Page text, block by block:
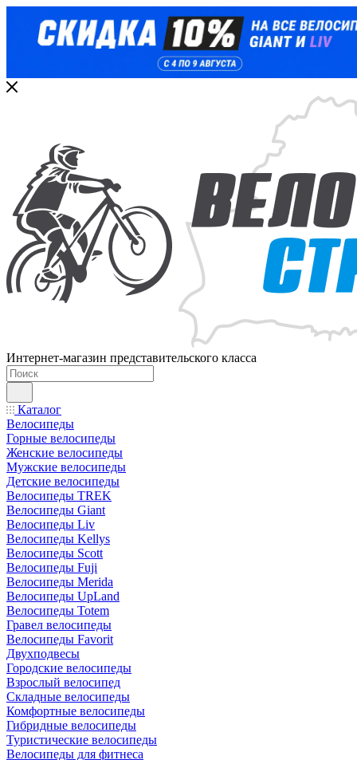
Интернет-магазин представительского класса
Каталог
Велосипеды
Горные велосипеды
Женские велосипеды
Мужские велосипеды
Детские велосипеды
Велосипеды TREK
Велосипеды Giant
Велосипеды Liv
Велосипеды Kellys
Велосипеды Scott
Велосипеды Fuji
Велосипеды Merida
Велосипеды UpLand
Велосипеды Totem
Гравел велосипеды
Велосипеды Favorit
Двухподвесы
Городские велосипеды
Взрослый велосипед
Складные велосипеды
Комфортные велосипеды
Гибридные велосипеды
Туристические велосипеды
Велосипеды для фитнеса